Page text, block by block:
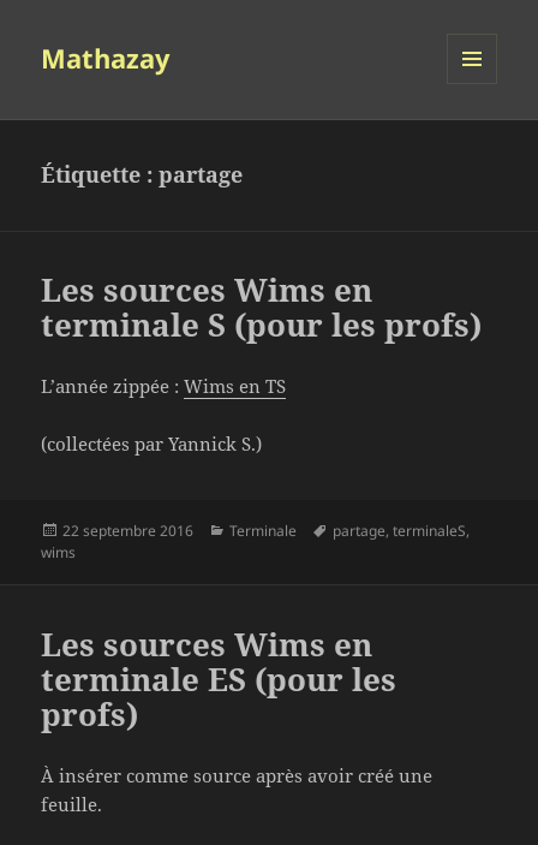
Mathazay
Étiquette :partage
Les sources Wims en
terminale S (pour les profs)
L’année zippée :Wims en TS
(collectées par Yannick S.)
Publié
le
22 septembre 2016 Catégories
Terminale
Mots-
partage,terminaleS,
wims
Les sources Wims en
terminale ES (pour les
profs)
À insérer comme source après avoir créé une
feuille.